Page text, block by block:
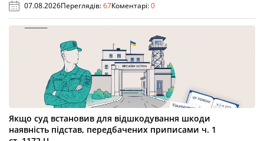
07.08.2026Переглядів:67Коментарі:0
Якщо суд встановив для відшкодування шкоди
наявність підстав, передбачених приписами ч. 1